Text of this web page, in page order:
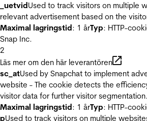
_uetvidUsed to track visitors on multiple
relevant advertisement based on the
Maximal lagringstid: 1 årTyp: HTTP-
Snap Inc.
2
Läs mer om den här leverantören
sc_atUsed by Snapchat to implement
website - The cookie detects the
visitor data for further visitor segmentation.
Maximal lagringstid: 1 årTyp: HTTP-
pUsed to track visitors on multiple